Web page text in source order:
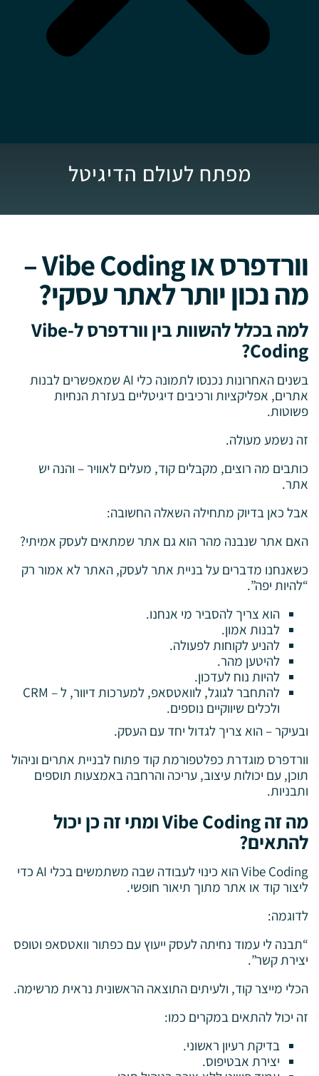
מפתח לעולם הדיגיטל
וורדפרס או Vibe Coding –
מה נכון יותר לאתר עסקי?
למה בכלל להשוות בין וורדפרס ל-Vibe
Coding?
בשנים האחרונות נכנסו לתמונה כלי AI שמאפשרים לבנות
אתרים, אפליקציות ורכיבים דיגיטליים בעזרת הנחיות
פשוטות.
זה נשמע מעולה.
כותבים מה רוצים, מקבלים קוד, מעלים לאוויר – והנה יש
אתר.
אבל כאן בדיוק מתחילה השאלה החשובה:
האם אתר שנבנה מהר הוא גם אתר שמתאים לעסק אמיתי?
כשאנחנו מדברים על בניית אתר לעסק, האתר לא אמור רק
“להיות יפה”.
הוא צריך להסביר מי אנחנו.
לבנות אמון.
להניע לקוחות לפעולה.
להיטען מהר.
להיות נוח לעדכון.
להתחבר לגוגל, לוואטסאפ, למערכות דיוור, ל – CRM
ולכלים שיווקיים נוספים.
ובעיקר – הוא צריך לגדול יחד עם העסק.
וורדפרס מוגדרת כפלטפורמת קוד פתוח לבניית אתרים וניהול
תוכן, עם יכולות עיצוב, עריכה והרחבה באמצעות תוספים
ותבניות.
מה זה Vibe Coding ומתי זה כן יכול
להתאים?
Vibe Coding הוא כינוי לעבודה שבה משתמשים בכלי AI כדי
ליצור קוד או אתר מתוך תיאור חופשי.
לדוגמה:
“תבנה לי עמוד נחיתה לעסק ייעוץ עם כפתור וואטסאפ וטופס
יצירת קשר”.
הכלי מייצר קוד, ולעיתים התוצאה הראשונית נראית מרשימה.
זה יכול להתאים במקרים כמו:
בדיקת רעיון ראשוני.
יצירת אבטיפוס.